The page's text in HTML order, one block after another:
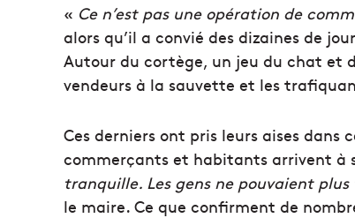
« Ce n’est pas une opération de
alors qu’il a convié des dizaines de
Autour du cortège, un jeu du chat et
vendeurs à la sauvette et les
Ces derniers ont pris leurs aises dans
commerçants et habitants arrivent à
tranquille. Les gens ne pouvaient
le maire. Ce que confirment de